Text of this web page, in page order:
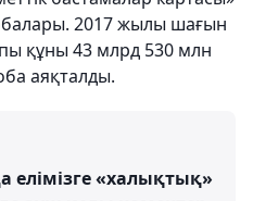
2017 жылы шағын
құны 43 млрд 530 млн
аяқталды.
елімізге «халықтық»